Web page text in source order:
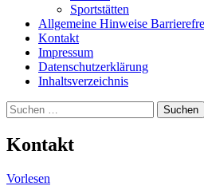
Sportstätten
Allgemeine Hinweise
Kontakt
Impressum
Datenschutzerklärung
Inhaltsverzeichnis
Suche
Suchen
nach:
Kontakt
Vorlesen